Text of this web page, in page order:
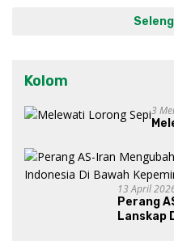
Kolom
3
13 April
Perang
Lanskap